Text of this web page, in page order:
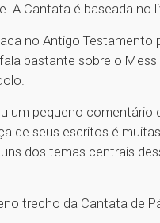
A Cantata é baseada no
no Antigo
bastante sobre o
um pequeno comentário
de seus escritos é
dos temas centrais
trecho da Cantata de